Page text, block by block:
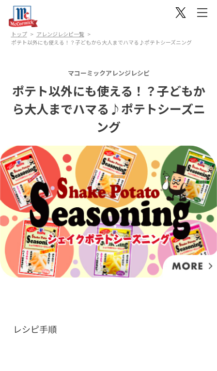
トップ
アレンジレシピ一覧
ポテト以外にも使える！？子どもから大人までハマる♪ポテトシーズニング
マコーミックアレンジレシピ
ポテト以外にも使える！？子どもか
ら大人までハマる♪ポテトシーズニ
ング
レシピ手順